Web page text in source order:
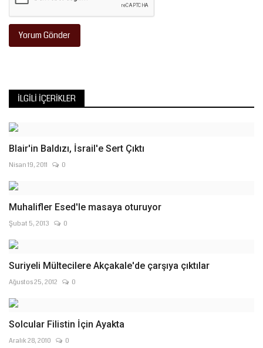
Yorum Gönder
İLGILI İÇERIKLER
Blair'in Baldızı, İsrail'e Sert Çıktı
Nisan 19, 2011 0
Muhalifler Esed'le masaya oturuyor
Şubat 5, 2013 0
Suriyeli Mültecilere Akçakale'de çarşıya çıktılar
Ağustos 25, 2012 0
Solcular Filistin İçin Ayakta
Aralık 28, 2010 0